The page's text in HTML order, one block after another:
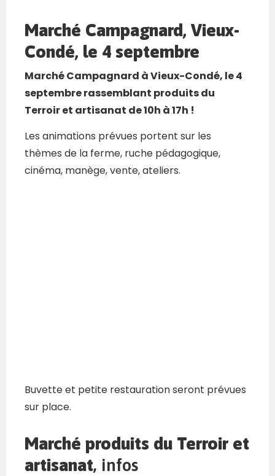
Marché Campagnard, Vieux-
Condé, le 4 septembre
Marché Campagnard à Vieux-Condé, le 4
septembre rassemblant produits du
Terroir et artisanat de 10h à 17h !
Les animations prévues portent sur les
thèmes de la ferme, ruche pédagogique,
cinéma, manège, vente, ateliers.
Buvette et petite restauration seront prévues
sur place.
Marché produits du Terroir et
artisanat, infos